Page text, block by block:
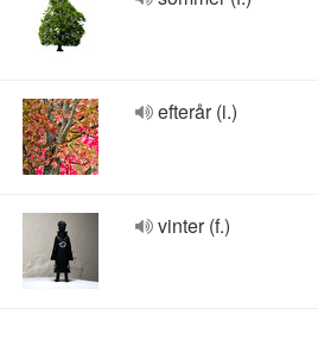
efterår (i.)
vinter (f.)